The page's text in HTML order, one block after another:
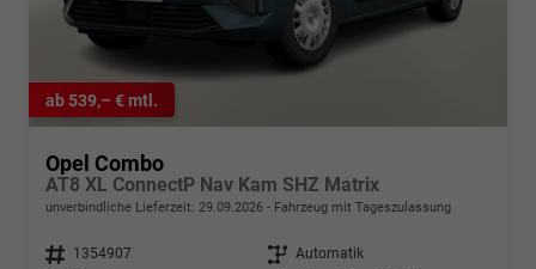
ab 539,– € mtl.
Opel Combo
AT8 XL ConnectP Nav Kam SHZ Matrix
unverbindliche Lieferzeit: 29.09.2026 Fahrzeug mit Tageszulassung
Fahrzeugnr. 1354907 Getriebe Automatik